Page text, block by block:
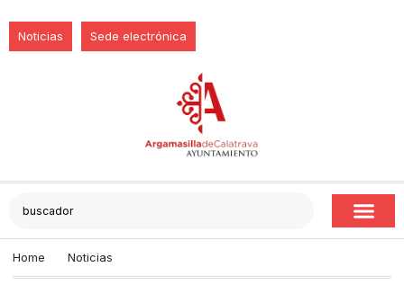
Noticias Sede electrónica
Home Noticias